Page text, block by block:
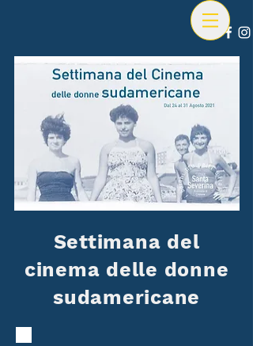
Settimana del
cinema delle donne
sudamericane